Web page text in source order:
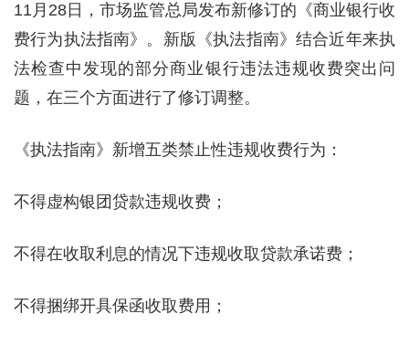
11月28日，市场监管总局发布新修订的《商业银行收
费行为执法指南》。新版《执法指南》结合近年来执
法检查中发现的部分商业银行违法违规收费突出问
题，在三个方面进行了修订调整。
《执法指南》新增五类禁止性违规收费行为：
不得虚构银团贷款违规收费；
不得在收取利息的情况下违规收取贷款承诺费；
不得捆绑开具保函收取费用；